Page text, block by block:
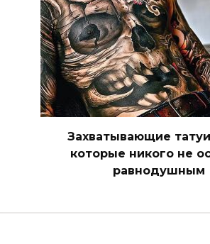
Захватывающие
которые никого не
равнодушным